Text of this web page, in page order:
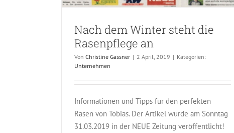
Nach dem Winter steht die
Rasenpflege an
Von Christine Gassner | 2 April, 2019 | Kategorien:
Unternehmen
Informationen und Tipps für den perfekten
Rasen von Tobias. Der Artikel wurde am Sonntag
31.03.2019 in der NEUE Zeitung veröffentlicht!